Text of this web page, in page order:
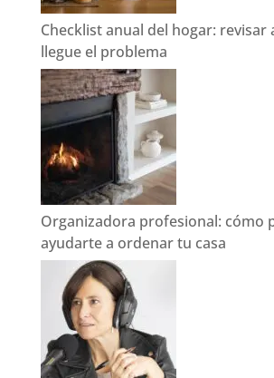
Checklist anual del hogar: revisar
llegue el problema
Organizadora profesional: cómo
ayudarte a ordenar tu casa